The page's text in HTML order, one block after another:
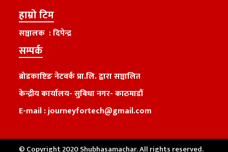
हाम्रो टिम
सञ्चालक : दिपेन्द्र
सम्पर्क
ब्रोडकाष्टिङ नेटवर्क प्रा.लि. द्वारा सञ्चालित
केन्द्रीय कार्यालय-सुबिधा नगर- काठमाडौं
E-mail :journeyfortech@gmail.com
© Copyright 2020 Shubhasamachar. All rights reserved.